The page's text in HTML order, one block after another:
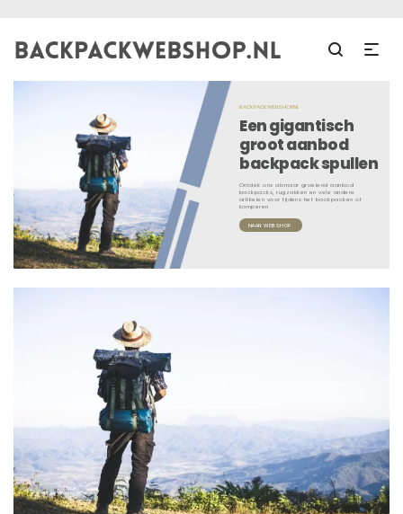
BACKPACKWEBSHOP.NL
Een gigantisch
groot aanbod
backpack spullen
Ontdek ons alsmaar groeiend aanbod
backpacks, rugzakken en vele andere
artikelen voor tijdens het backpacken of
kamperen
NAAR WEBSHOP